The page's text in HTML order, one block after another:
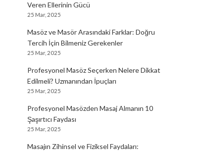
Veren Ellerinin Gücü
25 Mar, 2025
Masöz ve Masör Arasındaki Farklar: Doğru
Tercih İçin Bilmeniz Gerekenler
25 Mar, 2025
Profesyonel Masöz Seçerken Nelere Dikkat
Edilmeli? Uzmanından İpuçları
25 Mar, 2025
Profesyonel Masözden Masaj Almanın 10
Şaşırtıcı Faydası
25 Mar, 2025
Masajın Zihinsel ve Fiziksel Faydaları: